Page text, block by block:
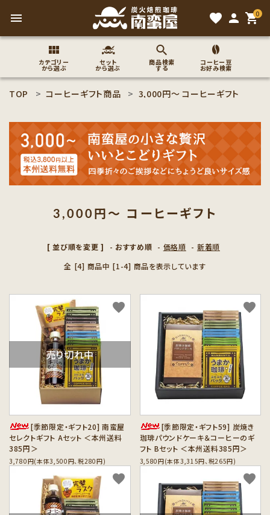
menu favorite person 0
shopping_cart
カテゴリー
から選ぶ
セット
から選ぶ
商品検索
する
コーヒー豆
お好み検索
search
ACCOUNT MENU
ようこそ ゲスト 様
meeting_room ログイン person 新規会員登録
コーヒー豆のこだわり
コーヒー豆お好み検索
セット商品から探す
ご利用ガイド
インフォメーション
TOP コーヒーギフト商品 3,000円〜 コーヒーギフト
3,000円〜 コーヒーギフト
[ 並び順を変更 ] - おすすめ順 - 価格順 - 新着順
全 [4] 商品中 [1-4] 商品を表示しています
売り切れ中
[季節限定・ギフト20] 南蛮屋
セレクトギフト Aセット ＜本州送料
385円＞
3,780円(本体3,500円、税280円)
favorite
[季節限定・ギフト59] 炭焼き
珈琲パウンドケーキ＆コーヒーのギ
フト Bセット ＜本州送料385円＞
3,580円(本体3,315円、税265円)
favorite
favorite favorite